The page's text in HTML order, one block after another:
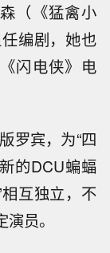
（《猛禽小
编剧，她也
闪电侠》电
罗宾，为“四
的DCU蝙蝠
互独立，不
员。